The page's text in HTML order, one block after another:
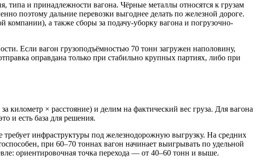
типа и принадлежности вагона. Чёрные металлы относятся к грузам
поэтому дальние перевозки выгоднее делать по железной дороге.
компании), а также сборы за подачу-уборку вагона и погрузочно-
Если вагон грузоподъёмностью 70 тонн загружен наполовину,
оправдана только при стабильно крупных партиях, либо при
километр × расстояние) и делим на фактический вес груза. Для вагона
и есть база для решения.
инфраструктуры под железнодорожную выгрузку. На средних
при 60–70 тоннах вагон начинает выигрывать по удельной
ориентировочная точка перехода — от 40–60 тонн и выше.